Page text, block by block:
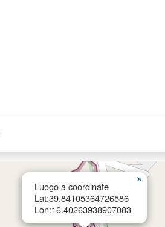
Luogo a coordinate
Lat:39.84105364726586
Lon:16.40263938907083
×